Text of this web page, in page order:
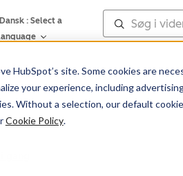
HubSpot’s site. Some cookies are
your experience, including
Without a selection, our default
Cookie Policy.
Dansk : Select a
Vidensbase